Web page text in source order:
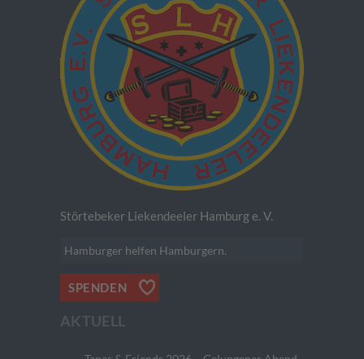
Störtebeker Liekendeeler Hamburg e. V.
Hamburger helfen Hamburgern.
SPENDEN
AKTUELL